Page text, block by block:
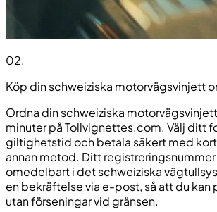
02.
Köp din schweiziska motorvägsvinjett
Ordna din schweiziska
minuter på Tollvignettes.com. Välj ditt
giltighetstid och betala säkert med
annan metod. Ditt
omedelbart i det schweiziska
en bekräftelse via e-post, så att du kan
utan förseningar vid gränsen.